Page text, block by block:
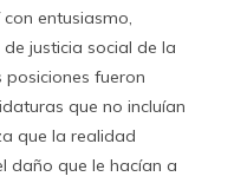
entusiasmo,
justicia social de la
posiciones fueron
que no incluían
que la realidad
daño que le hacían a